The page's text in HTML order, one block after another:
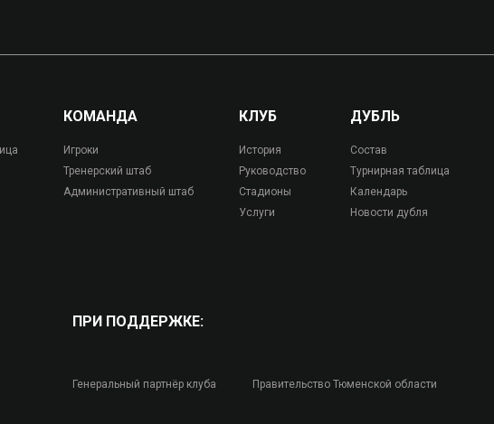
КОМАНДА
Игроки
Тренерский штаб
Административный штаб
КЛУБ
История
Руководство
Стадионы
Услуги
ДУБЛЬ
Состав
Турнирная таблица
Календарь
Новости дубля
ПРИ ПОДДЕРЖКЕ:
Генеральный партнёр клуба Правительство Тюменской области